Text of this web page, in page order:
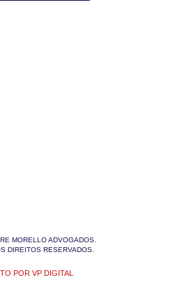
MORELLO ADVOGADOS.
DIREITOS RESERVADOS.
POR VP DIGITAL